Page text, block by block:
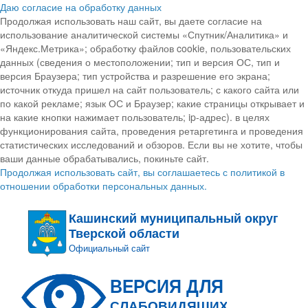
Даю согласие на обработку данных
Продолжая использовать наш сайт, вы даете согласие на
использование аналитической системы «Спутник/Аналитика» и
«Яндекс.Метрика»; обработку файлов cookie, пользовательских
данных (сведения о местоположении; тип и версия ОС, тип и
версия Браузера; тип устройства и разрешение его экрана;
источник откуда пришел на сайт пользователь; с какого сайта или
по какой рекламе; язык ОС и Браузер; какие страницы открывает и
на какие кнопки нажимает пользователь; ip-адрес). в целях
функционирования сайта, проведения ретаргетинга и проведения
статистических исследований и обзоров. Если вы не хотите, чтобы
ваши данные обрабатывались, покиньте сайт.
Продолжая использовать сайт, вы соглашаетесь с политикой в
отношении обработки персональных данных.